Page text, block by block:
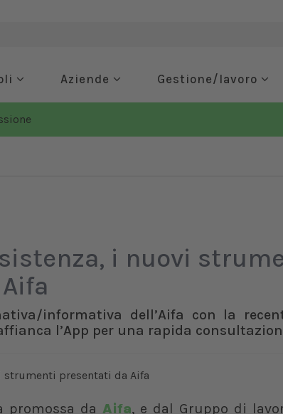
Aziende Gestione/lavoro
i nuovi
informativa dell’Aifa con la
l’App per una rapida
promossa da Aifa, e dal Gruppo di